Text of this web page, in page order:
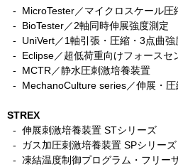
ビデオ
筋細胞
測定シス
イオンオ
オチュー
収縮・カ
得
- MicroTester／マイクロスケール圧
- BioTester／2軸同時伸展強度測定
- UniVert／1軸引張・圧縮・3点曲強
- Eclipse／超低荷重向けフォースセ
- MCTR／静水圧刺激培養装置
- MechanoCulture series／伸展・圧
STREX
- 伸展刺激培養装置 STシリーズ
- ガス加圧刺激培養装置 SPシリーズ
- 凍結温度制御プログラム・フリー